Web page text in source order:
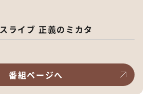
ライブ 正義のミカタ
番組ページへ